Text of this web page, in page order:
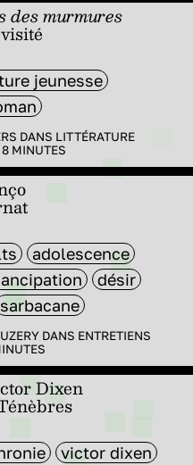
des murmures
jeunesse
DANS LITTÉRATURE
8 MINUTES
adolescence
désir
sarbacane
DANS ENTRETIENS
Dixen
victor dixen